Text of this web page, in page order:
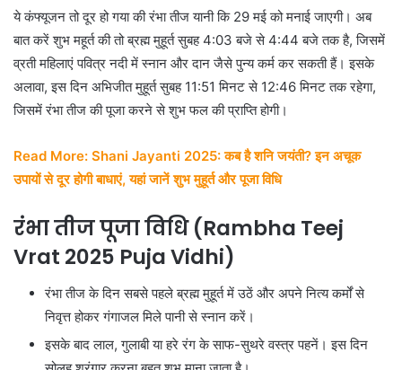
ये कंफ्यूजन तो दूर हो गया की रंभा तीज यानी कि 29 मई को मनाई जाएगी। अब
बात करें शुभ महूर्त की तो ब्रह्म मुहूर्त सुबह 4:03 बजे से 4:44 बजे तक है, जिसमें
व्रती महिलाएं पवित्र नदी में स्नान और दान जैसे पुन्य कर्म कर सकती हैं। इसके
अलावा, इस दिन अभिजीत मुहूर्त सुबह 11:51 मिनट से 12:46 मिनट तक रहेगा,
जिसमें रंभा तीज की पूजा करने से शुभ फल की प्राप्ति होगी।
Read More: Shani Jayanti 2025: कब है शनि जयंती? इन अचूक
उपायों से दूर होगी बाधाएं, यहां जानें शुभ मुहूर्त और पूजा विधि
रंभा तीज पूजा विधि (Rambha Teej
Vrat 2025 Puja Vidhi)
रंभा तीज के दिन सबसे पहले ब्रह्म मुहूर्त में उठें और अपने नित्य कर्मों से
निवृत्त होकर गंगाजल मिले पानी से स्नान करें।
इसके बाद लाल, गुलाबी या हरे रंग के साफ-सुथरे वस्त्र पहनें। इस दिन